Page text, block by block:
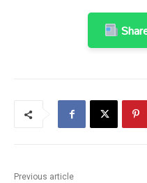
Previous article